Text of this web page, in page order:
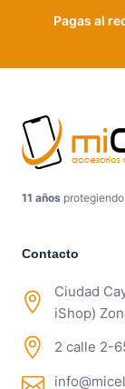
Pagas al
11 años
Contacto
Ciudad
iShop)
2 calle 2-